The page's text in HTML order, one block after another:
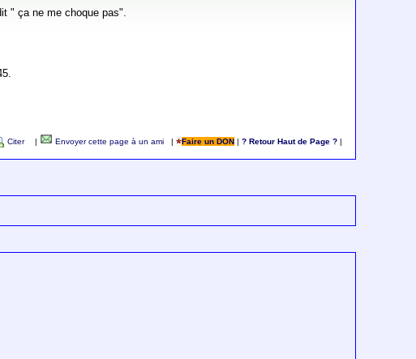
" ça ne me choque pas".
Citer Envoyer cette page à un ami| Faire un DON ? Retour Haut de Page ?|